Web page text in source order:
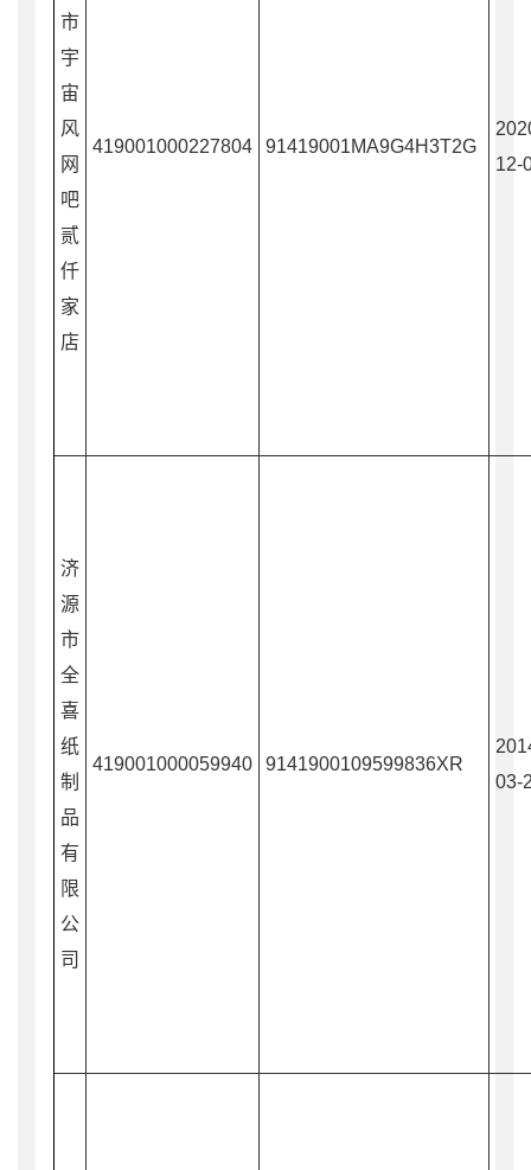
市
宇
宙
风
网
吧
贰
仟
家
店
419001000227804 91419001MA9G4H3T2G
12-
济
源
市
全
喜
纸
制
品
有
限
公
司
419001000059940 9141900109599836XR
03-